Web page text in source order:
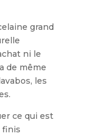
grand
ni le
de même
les
ce qui est
finis